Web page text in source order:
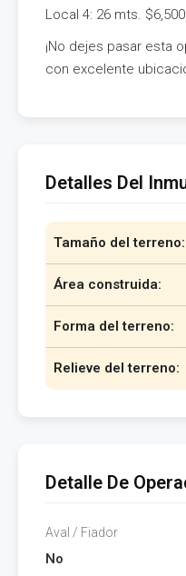
Local 4: 26 mts.
¡No dejes pasar esta
con excelente
Detalles Del
Tamaño del terreno:
Área construida:
Forma del terreno:
Relieve del terreno:
Detalle De
Aval / Fiador
No